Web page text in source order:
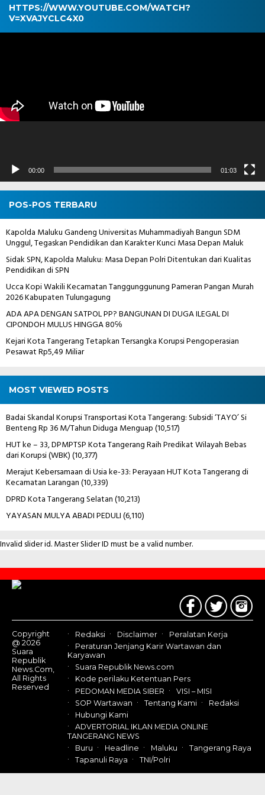
HTTPS://WWW.YOUTUBE.COM/WATCH?
V=XVAJYCLC4X0
Pemutar
00:00 01:03
POS-POS TERBARU
Kapolda Maluku Gandeng Universitas Muhammadiyah Bangun SDM
Unggul, Tegaskan Pendidikan dan Karakter Kunci Masa Depan Maluk
Sidak SPN, Kapolda Maluku: Masa Depan Polri Ditentukan dari Kualitas
Pendidikan di SPN
Ucca Kopi Wakili Kecamatan Tanggunggunung Pameran Pangan Murah
2026 Kabupaten Tulungagung
ADA APA DENGAN SATPOL PP? BANGUNAN DI DUGA ILEGAL DI
CIPONDOH MULUS HINGGA 80℅
Kejari Kota Tangerang Tetapkan Tersangka Korupsi Pengoperasian
Pesawat Rp5,49 Miliar
MOST VIEWED POSTS
Badai Skandal Korupsi Transportasi Kota Tangerang: Subsidi ‘TAYO’ Si
Benteng Rp 36 M/Tahun Diduga Menguap(10,517)
HUT ke – 33, DPMPTSP Kota Tangerang Raih Predikat Wilayah Bebas
dari Korupsi (WBK)(10,377)
Merajut Kebersamaan di Usia ke-33: Perayaan HUT Kota Tangerang di
Kecamatan Larangan(10,339)
DPRD Kota Tangerang Selatan(10,213)
YAYASAN MULYA ABADI PEDULI(6,110)
Invalid slider id. Master Slider ID must be a valid number.
Contact
Us
Copyright
@ 2026
Suara
Republik
News.Com,
All Rights
Reserved
Redaksi Disclaimer
Peralatan Kerja
Peraturan Jenjang Karir Wartawan dan
Karyawan
Suara Republik News.com
Kode perilaku Ketentuan Pers
PEDOMAN MEDIA SIBER
VISI – MISI
SOP Wartawan
Tentang Kami
Redaksi
Hubungi Kami
ADVERTORIAL IKLAN MEDIA ONLINE
TANGERANG NEWS
Buru
Headline Maluku
Tangerang Raya
Tapanuli Raya
TNI/Polri